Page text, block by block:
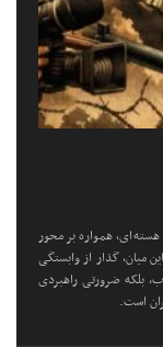
هسته‌ای، همواره بر محور
میان، گذار از وابستگی
بلکه ضرورتی راهبردی
است.